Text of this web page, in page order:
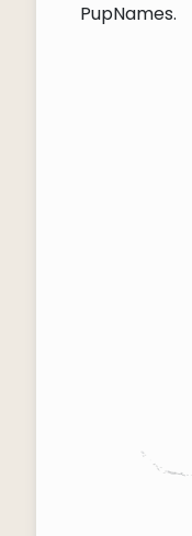
PupNames.